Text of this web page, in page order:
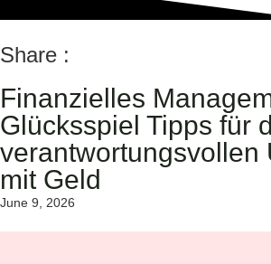
Share :
Finanzielles
Glücksspiel Tipps für
verantwortungsvollen
mit Geld
June 9, 2026